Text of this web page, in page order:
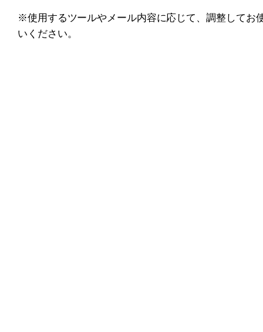
※使用するツールやメール内容に応じて、調整してお
いください。